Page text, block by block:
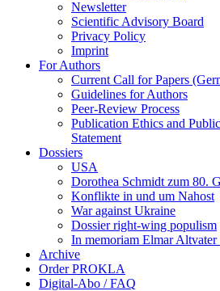
Newsletter
Scientific Advisory Board
Privacy Policy
Imprint
For Authors
Current Call for Papers
Guidelines for Authors
Peer-Review Process
Publication Ethics and
Statement
Dossiers
USA
Dorothea Schmidt zum 80.
Konflikte in und um Nahost
War against Ukraine
Dossier right-wing populism
In me­mo­ri­am Elmar
Archive
Order PROKLA
Digital-Abo / FAQ